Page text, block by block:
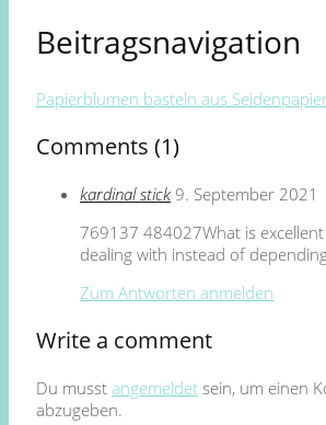
Beitragsnavigation
Papierblumen basteln aus
Comments (1)
kardinal stick 9. September 2021
769137 484027What is
dealing with instead of
Zum Antworten anmelden
Write a comment
Du musst angemeldet sein, um einen
abzugeben.